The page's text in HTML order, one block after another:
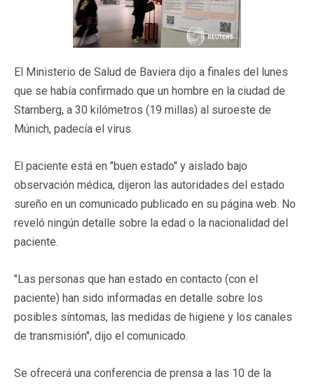
El Ministerio de Salud de Baviera dijo a finales del lunes
que se había confirmado que un hombre en la ciudad de
Starnberg, a 30 kilómetros (19 millas) al suroeste de
Múnich, padecía el virus.
El paciente está en "buen estado" y aislado bajo
observación médica, dijeron las autoridades del estado
sureño en un comunicado publicado en su página web. No
reveló ningún detalle sobre la edad o la nacionalidad del
paciente.
"Las personas que han estado en contacto (con el
paciente) han sido informadas en detalle sobre los
posibles síntomas, las medidas de higiene y los canales
de transmisión", dijo el comunicado.
Se ofrecerá una conferencia de prensa a las 10 de la